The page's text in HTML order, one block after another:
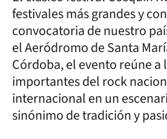
festivales más grandes y
convocatoria de nuestro
el Aeródromo de Santa
Córdoba, el evento reúne a
importantes del rock
internacional en un
sinónimo de tradición y